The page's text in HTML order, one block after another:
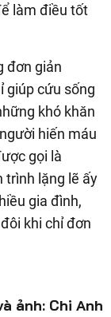
làm điều tốt
đơn giản
giúp cứu sống
khó khăn
hiến máu
gọi là
trình lặng lẽ ấy
gia đình,
khi chỉ đơn
ảnh: Chi Anh